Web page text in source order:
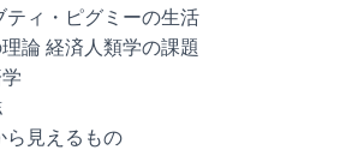
ティ・ピグミーの生活
論 経済人類学の課題
ら見えるもの